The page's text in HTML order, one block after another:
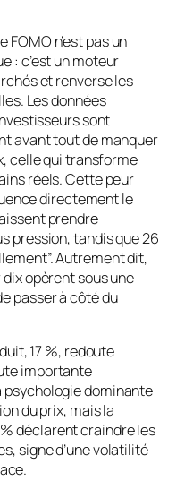
FOMO n’est pas un
: c’est un moteur
et renverse les
Les données
sont
avant tout de manquer
celle qui transforme
réels. Cette peur
directement le
prendre
pression, tandis que 26
Autrement dit,
opèrent sous une
passer à côté du
17 %, redoute
importante
psychologie dominante
du prix, mais la
déclarent craindre les
signe d’une volatilité